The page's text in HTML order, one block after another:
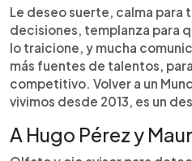
Le deseo suerte, calma para
decisiones, templanza para
lo traicione, y mucha
más fuentes de talentos,
competitivo. Volver a un
vivimos desde 2013, es un
A Hugo Pérez y